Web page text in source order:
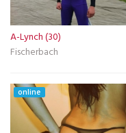
A-Lynch (30)
Fischerbach
online